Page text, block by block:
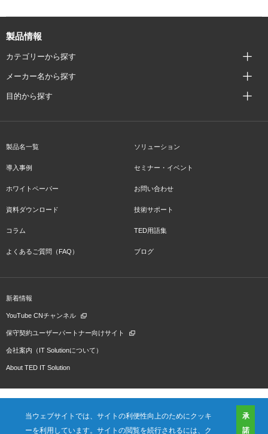
当ウェブサイトでは、サイトの利便性向上のためにクッキ
ーを利用しています。サイトの閲覧を続行されるには、ク
承
諾
製品情報
カテゴリーから探す
メーカー名から探す
目的から探す
製品名一覧 ソリューション
導入事例 セミナー・イベント
ホワイトペーパー お問い合わせ
資料ダウンロード 技術サポート
コラム TED用語集
よくあるご質問（FAQ） ブログ
新着情報
YouTube CNチャンネル
保守契約ユーザーパートナー向けサイト
会社案内（IT Solutionについて）
About TED IT Solution
会社概要 ご利用規約 プライバシーポリシー プレスリリース（プロダクト)